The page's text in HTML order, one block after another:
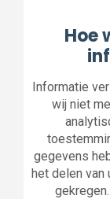
Hoe
Informatie
wij niet
gegevens
het delen van